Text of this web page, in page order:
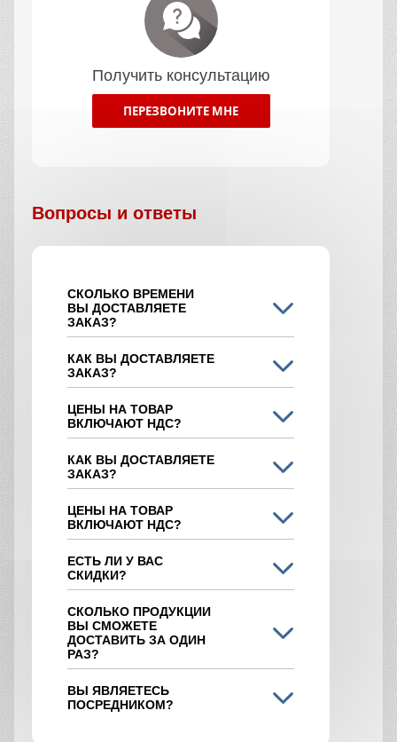
Получить консультацию
ПЕРЕЗВОНИТЕ МНЕ
Вопросы и ответы
СКОЛЬКО ВРЕМЕНИ
ВЫ ДОСТАВЛЯЕТЕ
ЗАКАЗ?
КАК ВЫ ДОСТАВЛЯЕТЕ
ЗАКАЗ?
ЦЕНЫ НА ТОВАР
ВКЛЮЧАЮТ НДС?
КАК ВЫ ДОСТАВЛЯЕТЕ
ЗАКАЗ?
ЦЕНЫ НА ТОВАР
ВКЛЮЧАЮТ НДС?
ЕСТЬ ЛИ У ВАС
СКИДКИ?
СКОЛЬКО ПРОДУКЦИИ
ВЫ СМОЖЕТЕ
ДОСТАВИТЬ ЗА ОДИН
РАЗ?
ВЫ ЯВЛЯЕТЕСЬ
ПОСРЕДНИКОМ?